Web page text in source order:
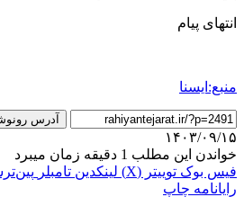
انتهای پیام
منبع:ایسنا
آدرس
۱۴۰۳/۰۹/۱۵
خواندن این مطلب 1 دقیقه زمان میبرد
فیس بوک توییتر (X) لینکدین ‫تامبلر
رایانامه چاپ